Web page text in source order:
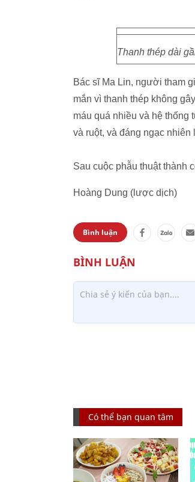
Thanh thép dài
Bác sĩ Ma Lin, người tham
mắn vì thanh thép không
máu quá nhiều và hệ thống
và ruột, và đáng ngạc
Sau cuộc phẫu thuật thành
Hoàng Dung (lược dịch)
Bình luận
Có thể bạn quan tâm